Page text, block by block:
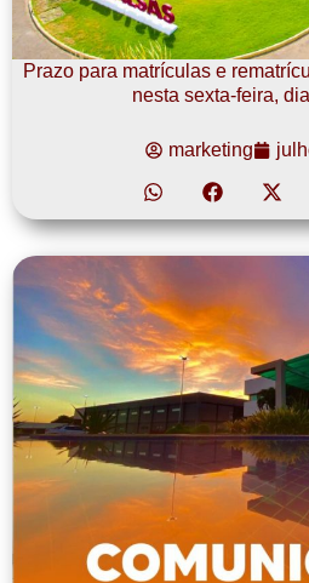
Prazo para matrículas e
nesta sexta-feira,
marketing